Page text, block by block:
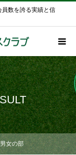
数を誇る実績と信
女の部